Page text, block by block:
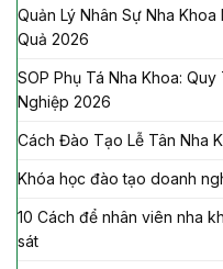
Quản Lý Nhân Sự Nha
Quả 2026
SOP Phụ Tá Nha Khoa:
Nghiệp 2026
Cách Đào Tạo Lễ Tân Nha
Khóa học đào tạo doanh
10 Cách để nhân viên nha
sát